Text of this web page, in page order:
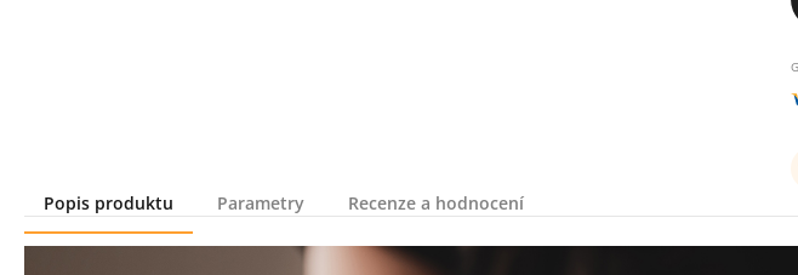
Popis produktu
Parametry Recenze a hodnocení